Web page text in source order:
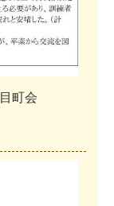
目 町会